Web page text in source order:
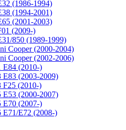
(1986-1994)
(1994-2001)
(2001-2003)
(2009-)
850 (1989-1999)
Cooper (2000-2004)
Cooper (2002-2006)
(2010-)
(2003-2009)
(2010-)
(2000-2007)
(2007-)
E72 (2008-)